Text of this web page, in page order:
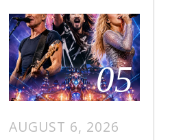
05
AUGUST 6, 2026